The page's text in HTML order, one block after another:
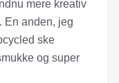
mere kreativ
En anden, jeg
ske
og super